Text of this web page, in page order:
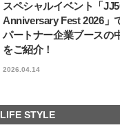
スペシャルイベント「
Anniversary Fest 2026」
パートナー企業ブースの
をご紹介！
2026.04.14
LIFE STYLE